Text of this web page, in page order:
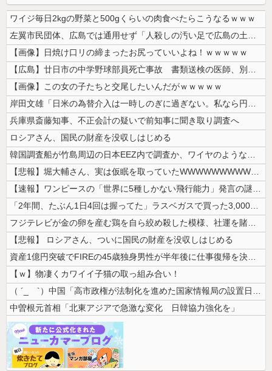
ワイジ毎日2kgの野菜と500gくらいの肉食べたらこうなるｗｗｗ
左翼市民団体、広島では通用せず「人殺しの汚い足で広島の土を踏むな！」→...
【画像】日焼け口リの締まったお尻っていいよね！ｗｗｗｗｗ
【広島】廿日市の中学野球部員死亡事故 書類送検の医師、別人のCT画像で...
【画像】この女の子たちと交尾したいんだがｗｗｗｗｗ
岸田文雄「日米の為替介入は一時しのぎに過ぎない。私なら円を強くすること...
兵庫県斎藤知事、不正会計の疑いで前知事に聞き取り調査へ
ロシアさん、国民の財産を没収しはじめる
韓国調査船が竹島周辺の日本EEZ内で調査か、ワイヤのようなもの海中に投...
【悲報】堀大輔さん、実は仮眠を取っていたWWWWWWWWWWWWWWW...
【速報】ワンピースの「世界に5種しかない飛行能力」発言の謎が解けるww...
「2年間、たぶん1日4回は握ってた」ラスベガスで買った3,000円のキ...
フジテレビが金の卵を産む鶏を自ら絞め殺した模様、社運を賭けたドル箱コン...
【悲報】 ロシアさん、ついに国民の財産を没収しはじめる
資産1億円突破でFIREの45歳独身男性が半年後に仕事復帰を決意した「...
【ｗ】物凄くカワイイ子猫の取っ組み合い！
（ ´_ゝ`）中国「高市政権が法制化を進めた国家情報局の設置日が7月3...
中曽根元首相「北東アジアで急激な変化 日韓協力強化を」